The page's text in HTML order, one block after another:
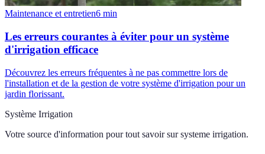
Maintenance et entretien6 min
Les erreurs courantes à éviter pour un système
d'irrigation efficace
Découvrez les erreurs fréquentes à ne pas commettre lors de
l'installation et de la gestion de votre système d'irrigation pour un
jardin florissant.
Système Irrigation
Votre source d'information pour tout savoir sur systeme irrigation.